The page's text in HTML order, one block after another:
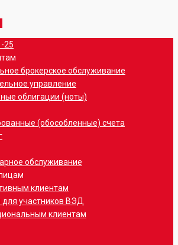
25
брокерское обслуживание
управление
облигации (ноты)
(обособленные) счета
обслуживание
клиентам
участников ВЭД
клиентам